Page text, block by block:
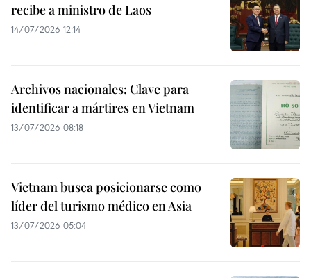
recibe a ministro de Laos
14/07/2026 12:14
Archivos nacionales: Clave para
identificar a mártires en Vietnam
13/07/2026 08:18
Vietnam busca posicionarse como
líder del turismo médico en Asia
13/07/2026 05:04